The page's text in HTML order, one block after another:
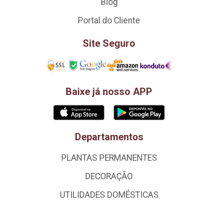
Blog
Portal do Cliente
Site Seguro
Baixe já nosso APP
Departamentos
PLANTAS PERMANENTES
DECORAÇÃO
UTILIDADES DOMÉSTICAS